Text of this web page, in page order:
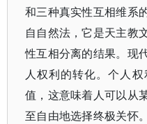
和三种真实性互相维系
自自然法，它是天主教
性互相分离的结果。现
人权利的转化。个人
值，这意味着人可以从
至自由地选择终极关怀